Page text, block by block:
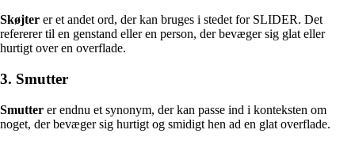
Skøjter er et andet ord, der kan bruges i stedet for SLIDER. Det
refererer til en genstand eller en person, der bevæger sig glat eller
hurtigt over en overflade.
3. Smutter
Smutter er endnu et synonym, der kan passe ind i konteksten om
noget, der bevæger sig hurtigt og smidigt hen ad en glat overflade.